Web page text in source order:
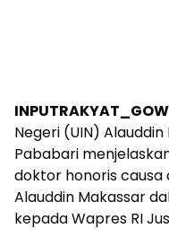
Negeri (UIN)
Pababari
doktor honoris causa
Alauddin Makassar
kepada Wapres RI